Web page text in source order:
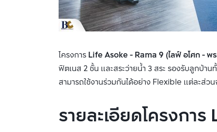
โครงการLife Asoke - Rama 9 (ไลฟ์ อโศก - พ
ฟิตเนส 2 ชั้น และสระว่ายน้ำ 3 สระ รองรับลูกบ้
สามารถใช้งานร่วมกันได้อย่าง Flexible แต่ละส่ว
รายละเอียดโครงกา